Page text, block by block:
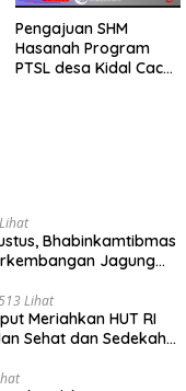
Pengajuan SHM
Hasanah Program
PTSL desa Kidal Cacat
Bhabinkamtibmas
Jagung
Lihat
Meriahkan HUT RI
Sehat dan Sedekah